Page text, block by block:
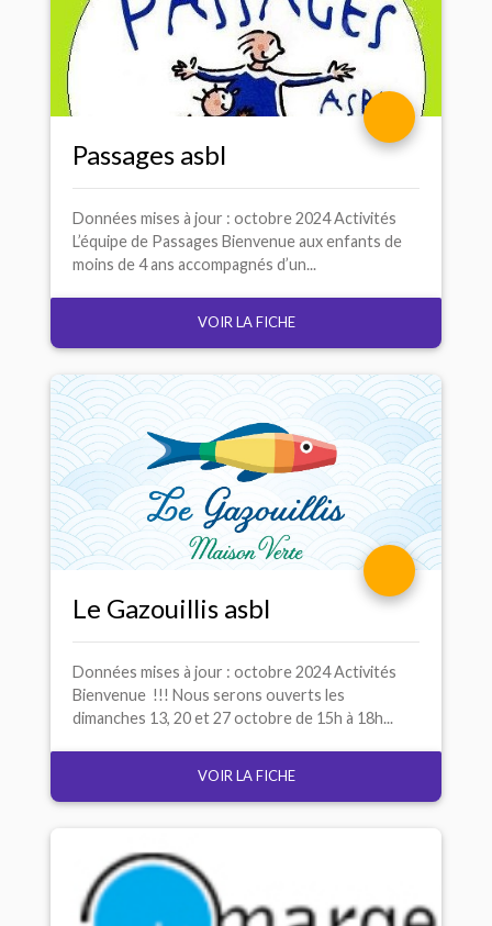
Passages asbl
Données mises à jour : octobre 2024 Activités
L’équipe de Passages Bienvenue aux enfants de
moins de 4 ans accompagnés d’un...
VOIR LA FICHE
Le Gazouillis asbl
Données mises à jour : octobre 2024 Activités
Bienvenue !!! Nous serons ouverts les
dimanches 13, 20 et 27 octobre de 15h à 18h...
VOIR LA FICHE